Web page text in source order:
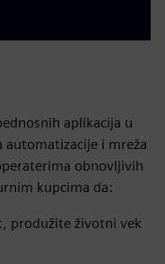
aplikacija u
i mreža
obnovljivih
kupcima da:
produžite životni vek